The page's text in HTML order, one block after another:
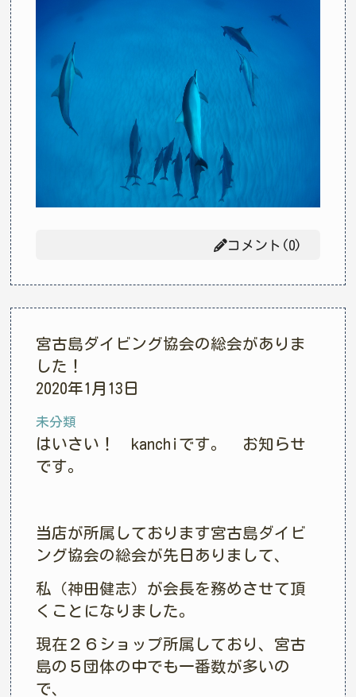
コメント(0)
宮古島ダイビング協会の総会がありま
した！
2020年1月13日
未分類
はいさい！ kanchiです。 お知らせ
です。
当店が所属しております宮古島ダイビ
ング協会の総会が先日ありまして、
私（神田健志）が会長を務めさせて頂
くことになりました。
現在２６ショップ所属しており、宮古
島の５団体の中でも一番数が多いの
で、